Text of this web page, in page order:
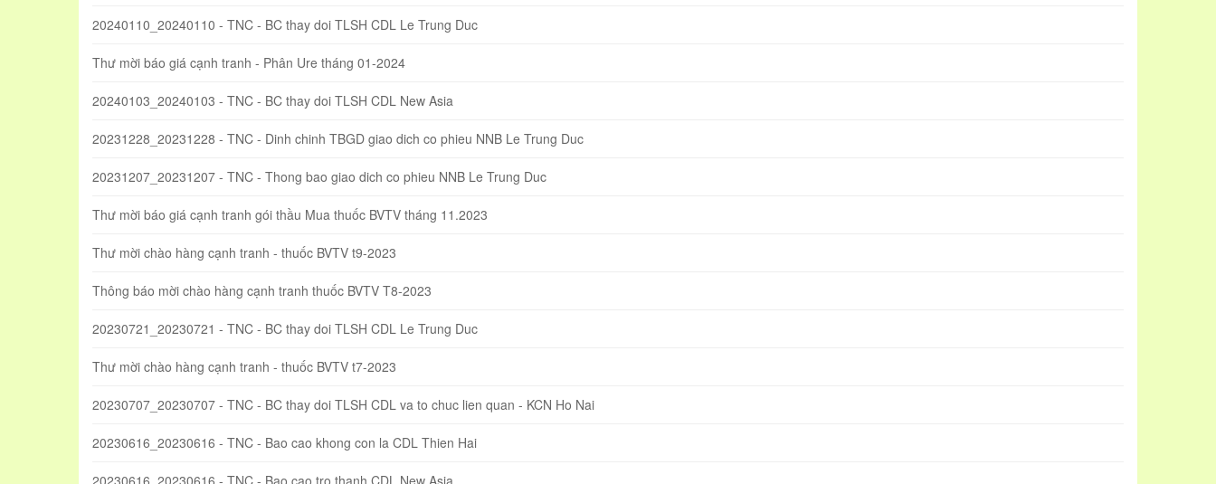
20240110_20240110 - TNC - BC thay doi TLSH CDL Le Trung Duc
Thư mời báo giá cạnh tranh - Phân Ure tháng 01-2024
20240103_20240103 - TNC - BC thay doi TLSH CDL New Asia
20231228_20231228 - TNC - Dinh chinh TBGD giao dich co phieu NNB Le Trung Duc
20231207_20231207 - TNC - Thong bao giao dich co phieu NNB Le Trung Duc
Thư mời báo giá cạnh tranh gói thầu Mua thuốc BVTV tháng 11.2023
Thư mời chào hàng cạnh tranh - thuốc BVTV t9-2023
Thông báo mời chào hàng cạnh tranh thuốc BVTV T8-2023
20230721_20230721 - TNC - BC thay doi TLSH CDL Le Trung Duc
Thư mời chào hàng cạnh tranh - thuốc BVTV t7-2023
20230707_20230707 - TNC - BC thay doi TLSH CDL va to chuc lien quan - KCN Ho Nai
20230616_20230616 - TNC - Bao cao khong con la CDL Thien Hai